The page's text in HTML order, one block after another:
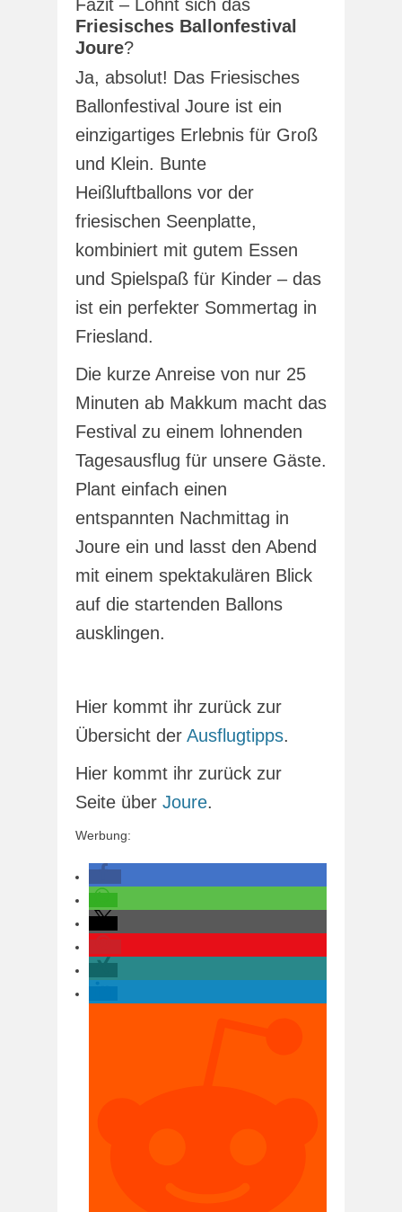
Fazit – Lohnt sich das
Friesisches Ballonfestival
Joure?
Ja, absolut! Das Friesisches
Ballonfestival Joure ist ein
einzigartiges Erlebnis für Groß
und Klein. Bunte
Heißluftballons vor der
friesischen Seenplatte,
kombiniert mit gutem Essen
und Spielspaß für Kinder – das
ist ein perfekter Sommertag in
Friesland.
Die kurze Anreise von nur 25
Minuten ab Makkum macht das
Festival zu einem lohnenden
Tagesausflug für unsere Gäste.
Plant einfach einen
entspannten Nachmittag in
Joure ein und lasst den Abend
mit einem spektakulären Blick
auf die startenden Ballons
ausklingen.
Hier kommt ihr zurück zur
Übersicht der Ausflugtipps.
Hier kommt ihr zurück zur
Seite über Joure.
Werbung: